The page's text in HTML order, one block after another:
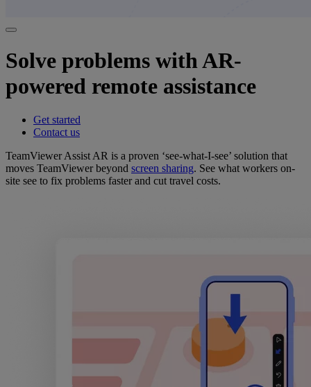
Solve problems with AR-
powered remote assistance
Get started
Contact us
TeamViewer Assist AR is a proven ‘see-what-I-see’ solution that
moves TeamViewer beyond screen sharing. See what workers on-
site see to fix problems faster and cut travel costs.